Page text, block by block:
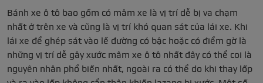
Bánh xe ô tô bao gồm có mâm xe là vị trí dễ bị va chạm
nhất ở trên xe và cũng là vị trí khó quan sát của lái xe. Khi
lái xe để ghép sát vào lề đường có bậc hoặc có điểm gờ là
những vị trí dễ gây xước mâm xe ô tô nhất đây có thể coi là
nguyên nhân phổ biến nhất, ngoài ra có thể do khi thay lốp